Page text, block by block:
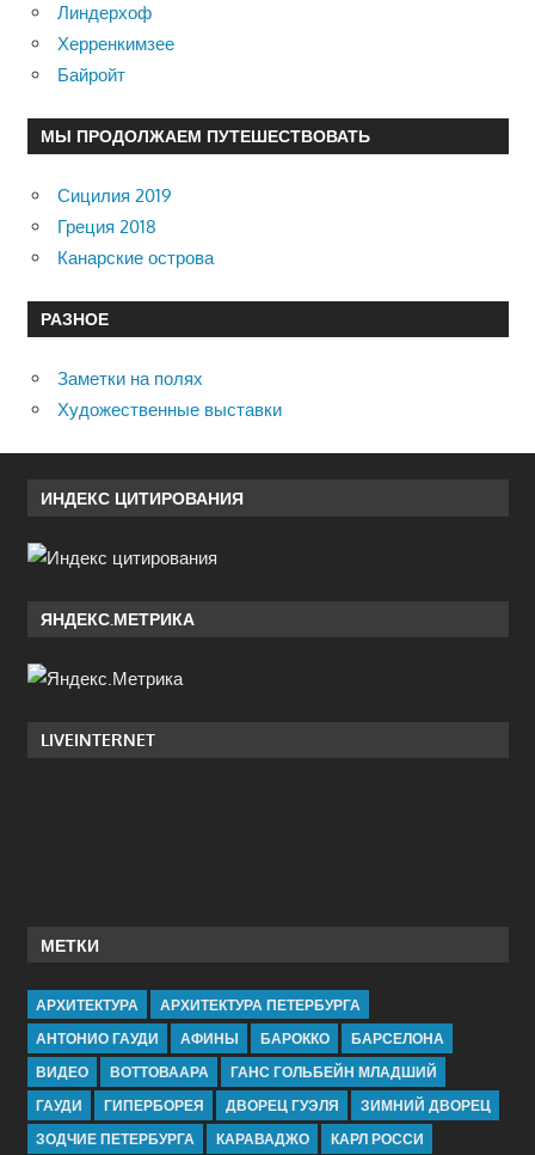
Линдерхоф
Херренкимзее
Байройт
МЫ ПРОДОЛЖАЕМ ПУТЕШЕСТВОВАТЬ
Сицилия 2019
Греция 2018
Канарские острова
РАЗНОЕ
Заметки на полях
Художественные выставки
ИНДЕКС ЦИТИРОВАНИЯ
ЯНДЕКС.МЕТРИКА
LIVEINTERNET
МЕТКИ
АРХИТЕКТУРА
АРХИТЕКТУРА ПЕТЕРБУРГА
АНТОНИО ГАУДИ
АФИНЫ БАРОККО
БАРСЕЛОНА
ВИДЕО
ВОТТОВААРА
ГАНС ГОЛЬБЕЙН МЛАДШИЙ
ГАУДИ
ГИПЕРБОРЕЯ ДВОРЕЦ ГУЭЛЯ
ЗИМНИЙ ДВОРЕЦ
ЗОДЧИЕ ПЕТЕРБУРГА
КАРАВАДЖО КАРЛ РОССИ